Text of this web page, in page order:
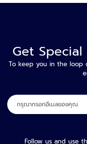
ง
ซ
เ
ร
ร
ะ
Get
To keep you in the loop
ลง
ทะเบียน
Follow us and use